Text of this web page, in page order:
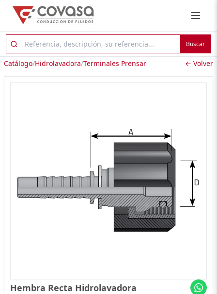
Buscar
Catálogo/Hidrolavadora/Terminales Prensar ← Volver
Hembra Recta Hidrolavadora